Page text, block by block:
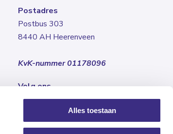
Alles toestaan
Postadres
Postbus 303
8440 AH Heerenveen
KvK-nummer 01178096
Volg ons